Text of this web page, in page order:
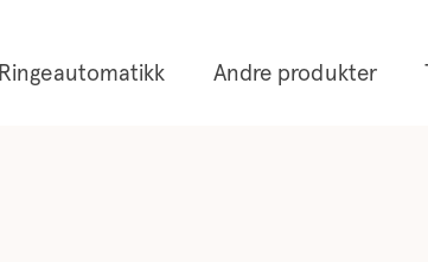
Ringeautomatikk Andre produkter